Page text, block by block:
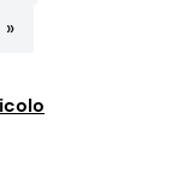
Bambini